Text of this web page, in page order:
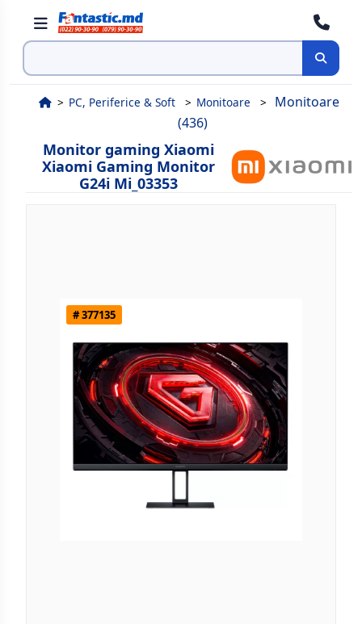
Cauta
PC, Periferice & Soft Monitoare
Monitoare
(436)
Monitor gaming Xiaomi
Xiaomi Gaming Monitor
G24i Mi_03353
# 377135